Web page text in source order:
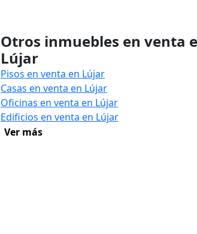
Otros inmuebles en venta
Lújar
Pisos en venta en Lújar
Casas en venta en Lújar
Oficinas en venta en Lújar
Edificios en venta en Lújar
Ver más